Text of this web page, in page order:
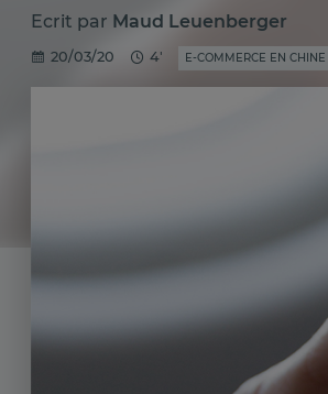
Ecrit par Maud Leuenberger
20/03/20 4' E-COMMERCE EN CHINE